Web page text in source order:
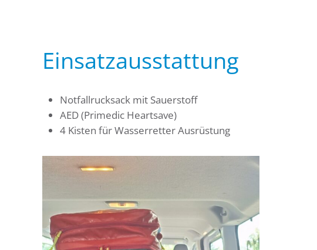
Einsatzausstattung
Notfallrucksack mit Sauerstoff
AED (Primedic Heartsave)
4 Kisten für Wasserretter Ausrüstung